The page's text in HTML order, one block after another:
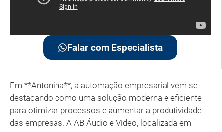
Falar com Especialista
Em **Antonina**, a automação empresarial vem se
destacando como uma solução moderna e eficiente
para otimizar processos e aumentar a produtividade
das empresas. A AB Áudio e Vídeo, localizada em